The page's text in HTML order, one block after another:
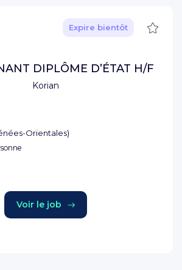
Korian
Expire bientôt
DIPLÔME D’ÉTAT H/F
Orientales)
Voir le job